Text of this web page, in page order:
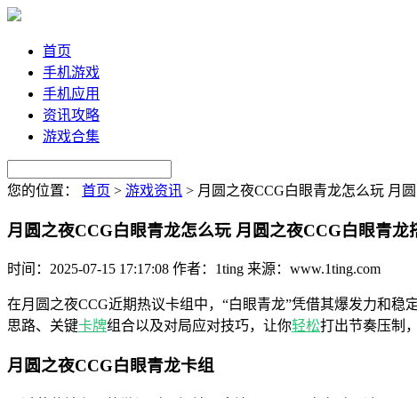
首页
手机游戏
手机应用
资讯攻略
游戏合集
您的位置： 首页 > 游戏资讯 > 月圆之夜CCG白眼青龙怎么玩 月
月圆之夜CCG白眼青龙怎么玩 月圆之夜CCG白眼青龙
时间：2025-07-15 17:17:08 作者：1ting 来源：www.1ting.com
在月圆之夜CCG近期热议卡组中，“白眼青龙”凭借其爆发力和稳
思路、关键卡牌组合以及对局应对技巧，让你轻松打出节奏压制
月圆之夜CCG白眼青龙卡组